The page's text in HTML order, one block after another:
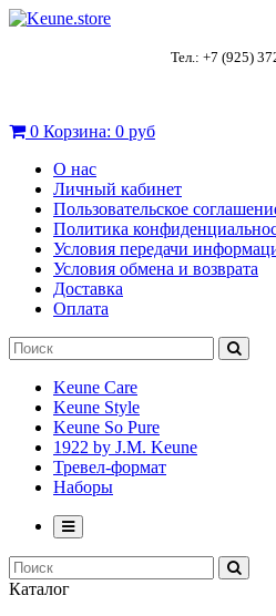
Тел.: +7 (925)
0 Корзина: 0 руб
О нас
Личный кабинет
Пользовательское
Политика
Условия передачи
Условия обмена и возврата
Доставка
Оплата
Keune Care
Keune Style
Keune So Pure
1922 by J.M. Keune
Тревел-формат
Наборы
Каталог